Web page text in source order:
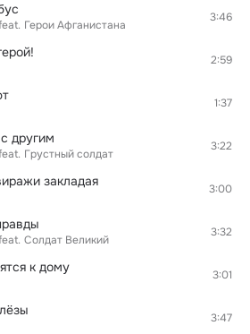
Герои Афганистана
3:46
2:59
1:37
другим
Грустный солдат
3:22
закладая 3:00
Солдат Великий
3:32
к дому 3:01
3:47